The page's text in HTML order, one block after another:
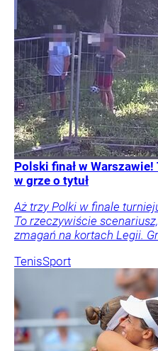
Polski finał w
w grze o tytuł
Aż trzy Polki w finale
To rzeczywiście
zmagań na kortach Legii.
TenisSport